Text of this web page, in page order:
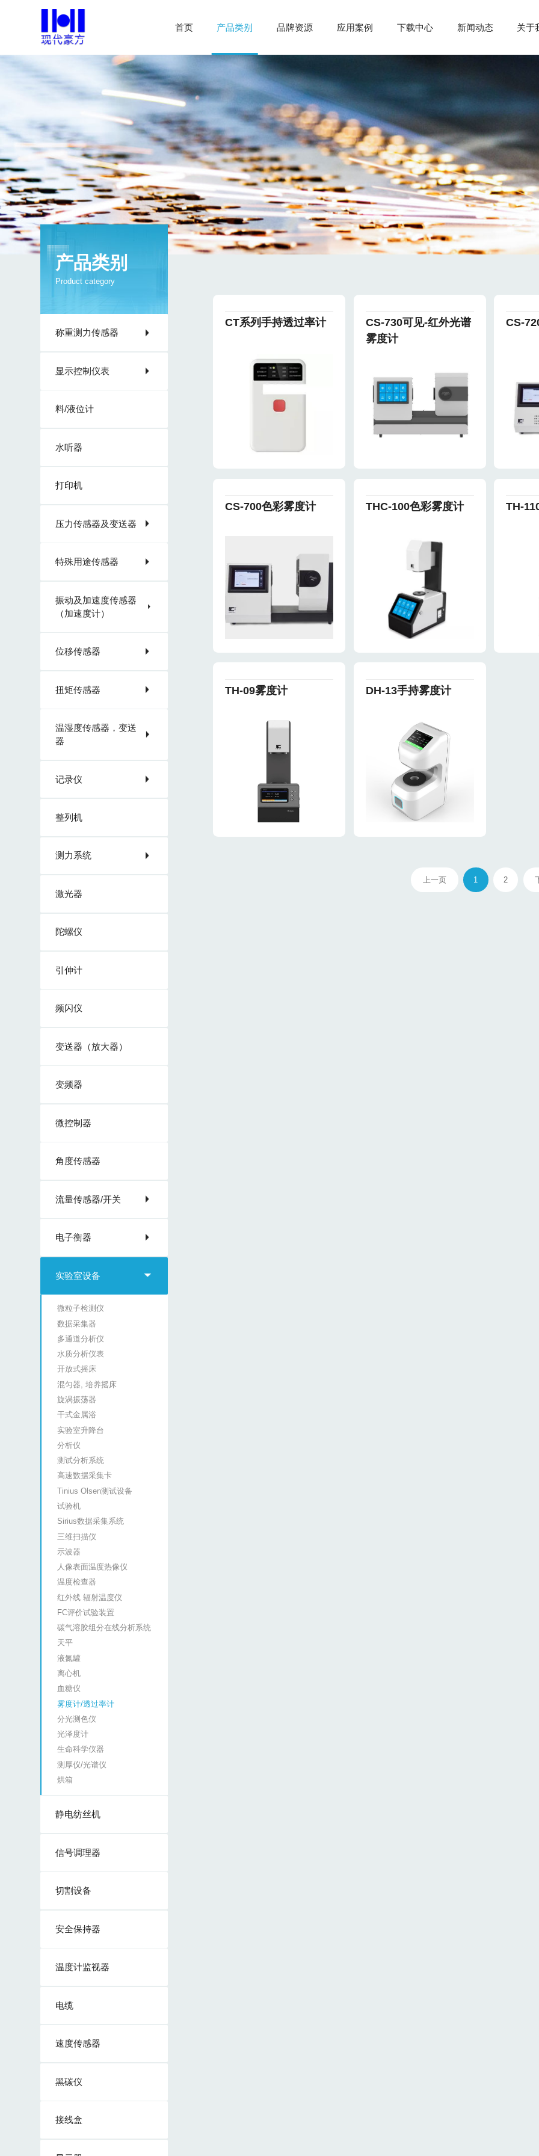
首页 产品类别 品牌资源 应用案例 下载中心 新闻动态 关于
产品类别
Product category
称重测力传感器
显示控制仪表
料/液位计
水听器
打印机
压力传感器及变送器
特殊用途传感器
振动及加速度传感器
（加速度计）
位移传感器
扭矩传感器
温湿度传感器，变送
器
记录仪
整列机
测力系统
激光器
陀螺仪
引伸计
频闪仪
变送器（放大器）
变频器
微控制器
角度传感器
流量传感器/开关
电子衡器
实验室设备
微粒子检测仪
数据采集器
多通道分析仪
水质分析仪表
开放式摇床
混匀器, 培养摇床
旋涡振荡器
干式金属浴
实验室升降台
分析仪
测试分析系统
高速数据采集卡
Tinius Olsen测试设备
试验机
Sirius数据采集系统
三维扫描仪
示波器
人像表面温度热像仪
温度检查器
红外线 辐射温度仪
FC评价试验装置
碳气溶胶组分在线分析系统
天平
液氮罐
离心机
血糖仪
雾度计/透过率计
分光测色仪
光泽度计
生命科学仪器
测厚仪/光谱仪
烘箱
静电纺丝机
信号调理器
切割设备
安全保持器
温度计监视器
电缆
速度传感器
黑碳仪
接线盒
CT系列手持透过率计
CS-730可见-红外光谱
雾度计
CS-
CS-700色彩雾度计 THC-100色彩雾度计 TH-
TH-09雾度计 DH-13手持雾度计
上一页 1 2